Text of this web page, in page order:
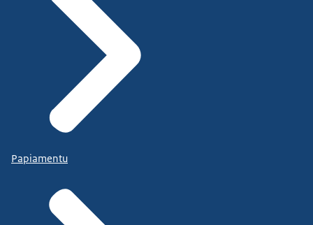
Papiamentu